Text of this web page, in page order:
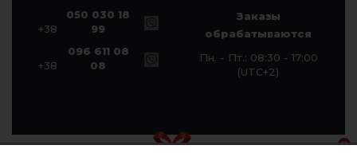
+38
050 030 18
99
+38
096 611 08
08
Заказы
обрабатываются
Пн. - Пт.: 08:30 - 17:00
(UTC+2)